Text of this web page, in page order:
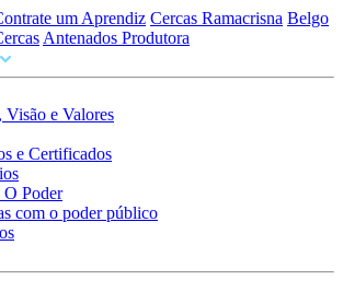
um Aprendiz Cercas Ramacrisna Belgo
Antenados Produtora
Visão e Valores
e Certificados
O Poder
com o poder público